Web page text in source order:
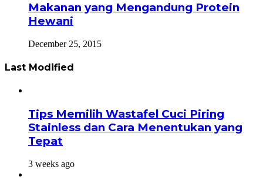
Makanan yang Mengandung Protein
Hewani
December 25, 2015
Last Modified
Tips Memilih Wastafel Cuci Piring
Stainless dan Cara Menentukan yang
Tepat
3 weeks ago